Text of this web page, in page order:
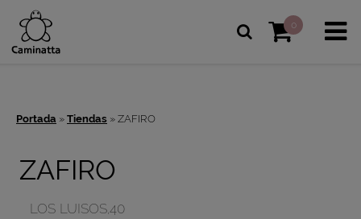
0
Portada » Tiendas » ZAFIRO
ZAFIRO
LOS LUISOS,40